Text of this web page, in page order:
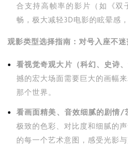
合支持高帧率的影片（如《双
畅，极大减轻3D电影的眩晕感
观影类型选择指南：对号入座不
看视觉奇观大片（科幻、史诗、
撼的宏大场面需要巨大的画幅
那个世界。
看画面精美、音效细腻的剧情/
极致的色彩、对比度和细腻的
的每一个艺术意图，感受光影与